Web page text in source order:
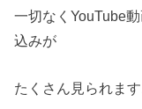
一切なくYouTube
込みが
たくさん見られま